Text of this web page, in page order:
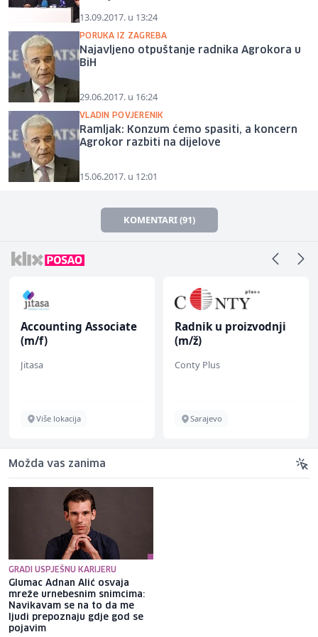
13.09.2017. u 13:24
PORUKA IZ ZAGREBA
Najavljeno otpuštanje radnika Agrokora u
BiH
29.06.2017. u 16:24
VLADIN POVJERENIK
Ramljak: Konzum ćemo spasiti, a koncern
Agrokor razbiti na dijelove
15.06.2017. u 12:01
KOMENTARI (91)
Accounting Associate
(m/f)
Jitasa
Više lokacija
Radnik u proizvodnji
(m/ž)
Conty Plus
Sarajevo
Možda vas zanima
GRADI USPJEŠNU KARIJERU
Glumac Adnan Alić osvaja
mreže urnebesnim snimcima:
Navikavam se na to da me
ljudi prepoznaju gdje god se
pojavim